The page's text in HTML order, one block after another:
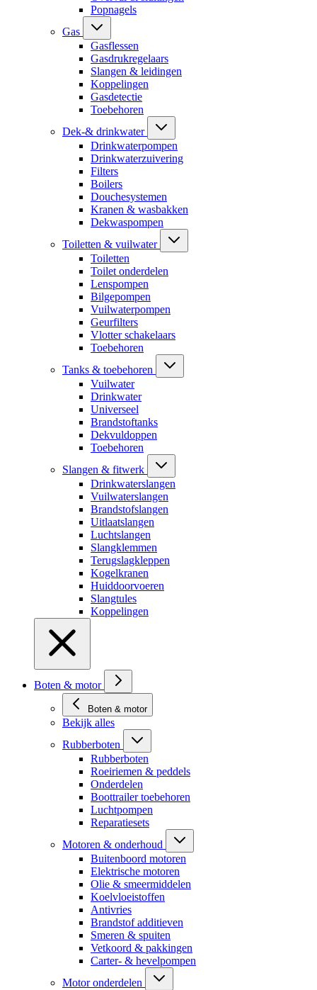
Popnagels
Gas
Gasflessen
Gasdrukregelaars
Slangen & leidingen
Koppelingen
Gasdetectie
Toebehoren
Dek-& drinkwater
Drinkwaterpompen
Drinkwaterzuivering
Filters
Boilers
Douchesystemen
Kranen & wasbakken
Dekwaspompen
Toiletten & vuilwater
Toiletten
Toilet onderdelen
Lenspompen
Bilgepompen
Vuilwaterpompen
Geurfilters
Vlotter schakelaars
Toebehoren
Tanks & toebehoren
Vuilwater
Drinkwater
Universeel
Brandstoftanks
Dekvuldoppen
Toebehoren
Slangen & fitwerk
Drinkwaterslangen
Vuilwaterslangen
Brandstofslangen
Uitlaatslangen
Luchtslangen
Slangklemmen
Terugslagkleppen
Kogelkranen
Huiddoorvoeren
Slangtules
Koppelingen
Boten & motor
Boten & motor
Bekijk alles
Rubberboten
Rubberboten
Roeiriemen & peddels
Onderdelen
Boottrailer toebehoren
Luchtpompen
Reparatiesets
Motoren & onderhoud
Buitenboord motoren
Elektrische motoren
Olie & smeermiddelen
Koelvloeistoffen
Antivries
Brandstof additieven
Smeren & spuiten
Vetkoord & pakkingen
Carter- & hevelpompen
Motor onderdelen